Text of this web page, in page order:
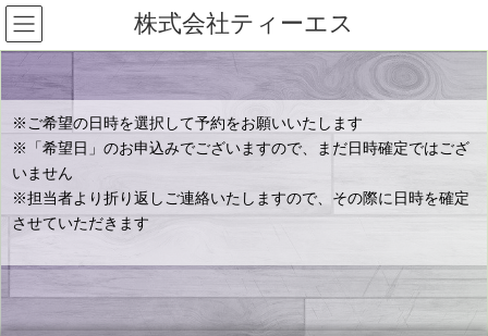
株式会社ティーエス
※ご希望の日時を選択して予約をお願いいたします
※「希望日」のお申込みでございますので、まだ日時確定ではござ
いません
※担当者より折り返しご連絡いたしますので、その際に日時を確定
させていただきます